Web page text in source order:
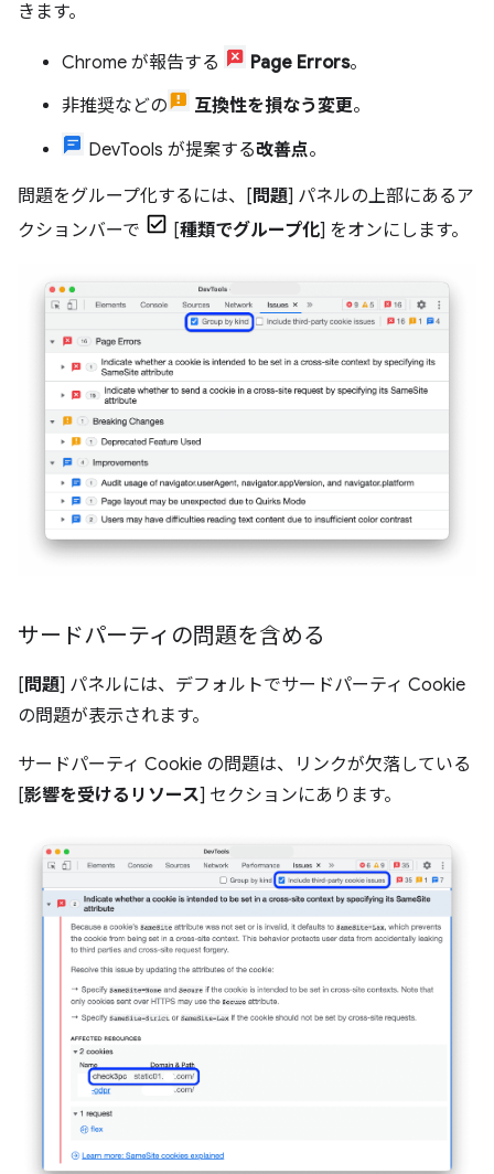
きます。
Chrome が報告する Page Errors。
非推奨などの
互換性を損なう変更。
DevTools が提案する改善点。
問題をグループ化するには、[ 問題] パネルの上部にあるア
クションバーで
[種類でグループ化] をオンにします。
サードパーティの問題を含める
[ 問題] パネルには、デフォルトでサードパーティ Cookie
の問題が表示されます。
サードパーティ Cookie の問題は、リンクが欠落している
[影響を受けるリソース] セクションにあります。